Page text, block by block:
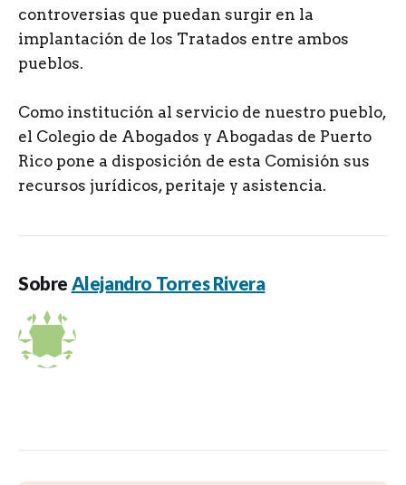
controversias que puedan surgir en la
implantación de los Tratados entre ambos
pueblos.
Como institución al servicio de nuestro pueblo,
el Colegio de Abogados y Abogadas de Puerto
Rico pone a disposición de esta Comisión sus
recursos jurídicos, peritaje y asistencia.
Sobre Alejandro Torres Rivera